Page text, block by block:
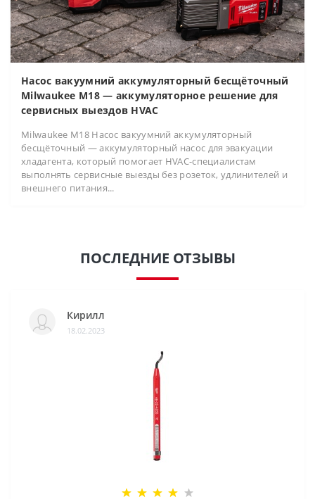
Насос вакуумний аккумуляторный бесщёточный
Milwaukee M18 — аккумуляторное решение для
сервисных выездов HVAC
Milwaukee M18 Насос вакуумний аккумуляторный
бесщёточный — аккумуляторный насос для эвакуации
хладагента, который помогает HVAC-специалистам
выполнять сервисные выезды без розеток, удлинителей и
внешнего питания...
ПОСЛЕДНИЕ ОТЗЫВЫ
Кирилл
18.02.2023